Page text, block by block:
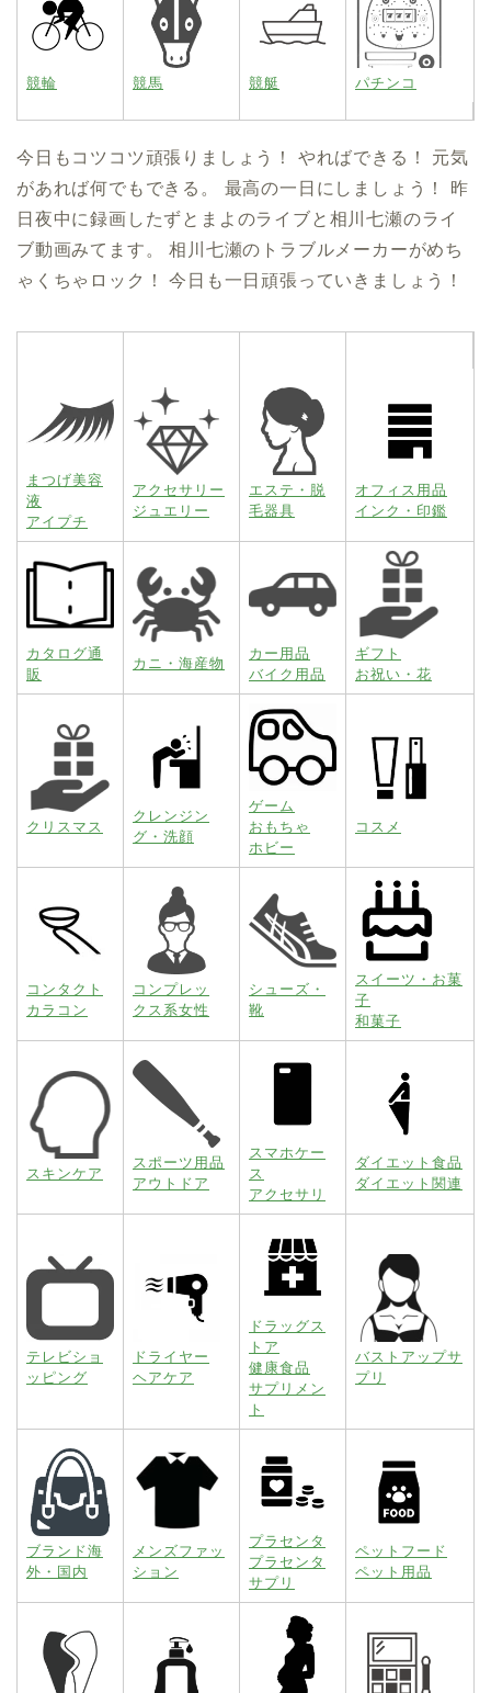
競輪 競馬 競艇 パチンコ
今日もコツコツ頑張りましょう！ やればできる！ 元気
があれば何でもできる。 最高の一日にしましょう！ 昨
日夜中に録画したずとまよのライブと相川七瀬のライ
ブ動画みてます。 相川七瀬のトラブルメーカーがめち
ゃくちゃロック！ 今日も一日頑張っていきましょう！
まつげ美容
液
アイプチ
アクセサリー
ジュエリー
エステ・脱
毛器具
オフィス用品
インク・印鑑
カタログ通
販
カニ・海産物
カー用品
バイク用品
ギフト
お祝い・花
クリスマス
クレンジン
グ・洗顔
ゲーム
おもちゃ
ホビー
コスメ
コンタクト
カラコン
コンプレッ
クス系女性
シューズ・
靴
スイーツ・お菓
子
和菓子
スキンケア
スポーツ用品
アウトドア
スマホケー
ス
アクセサリ
ダイエット食品
ダイエット関連
テレビショ
ッピング
ドライヤー
ヘアケア
ドラッグス
トア
健康食品
サプリメン
ト
バストアップサ
プリ
ブランド海
外・国内
メンズファッ
ション
プラセンタ
プラセンタ
サプリ
ペットフード
ペット用品